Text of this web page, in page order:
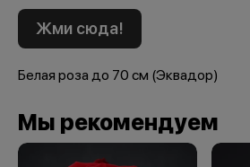
Жми сюда!
Белая роза до 70 см (Эквадор)
Мы рекомендуем